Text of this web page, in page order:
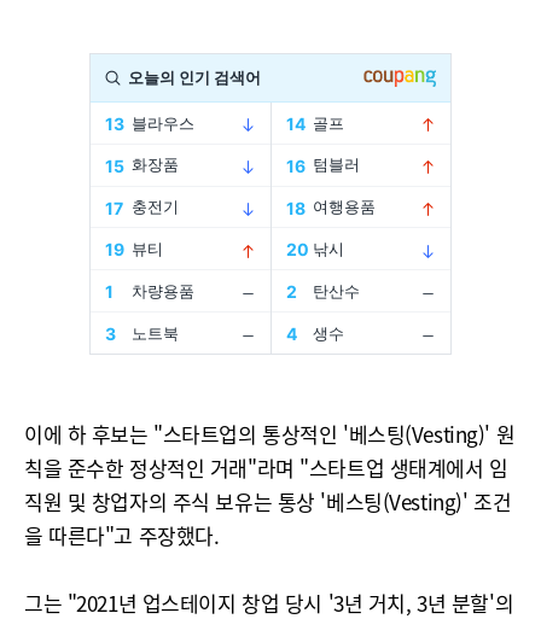
이에 하 후보는 "스타트업의 통상적인 '베스팅(Vesting)' 원
칙을 준수한 정상적인 거래"라며 "스타트업 생태계에서 임
직원 및 창업자의 주식 보유는 통상 '베스팅(Vesting)' 조건
을 따른다"고 주장했다.
그는 "2021년 업스테이지 창업 당시 '3년 거치, 3년 분할'의